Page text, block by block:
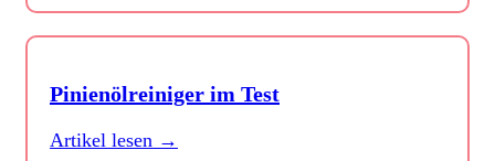
Pinienölreiniger im Test
Artikel lesen →